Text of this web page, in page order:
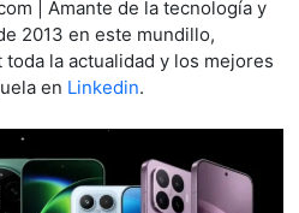
| Amante de la tecnología y
2013 en este mundillo,
la actualidad y los mejores
en Linkedin.